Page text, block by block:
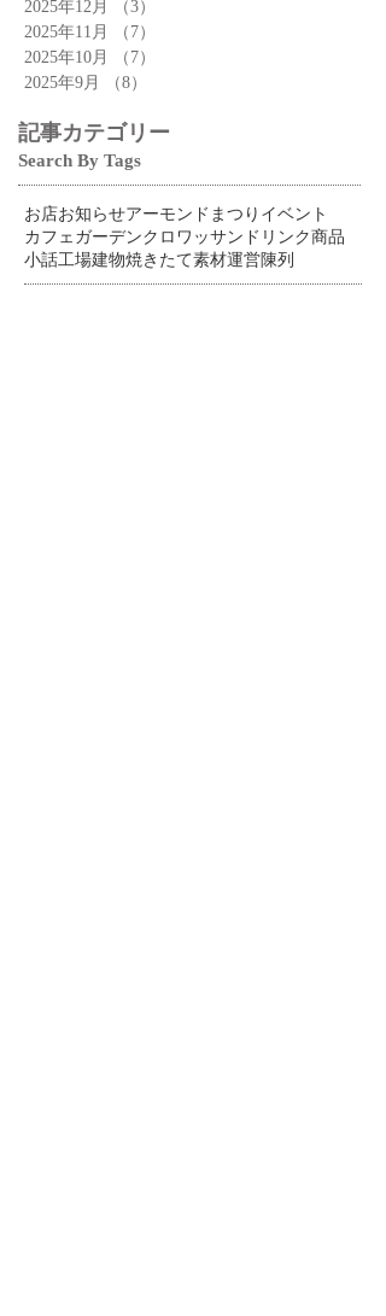
2025年12月 （3）
2025年11月
（7）
2025年10月
（7）
2025年9月
（8）
記事カテゴリー
Search By Tags
お店お知らせアーモンドまつり イベント
カフェ ガーデンクロワッサン ドリンク商品
小話工場建物焼きたて素材運営陳列